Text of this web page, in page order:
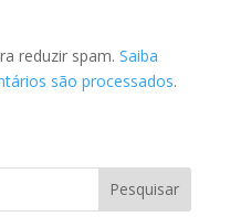
reduzir spam. Saiba
são processados.